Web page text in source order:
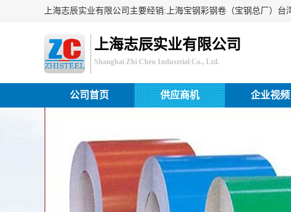
上海志辰实业有限公司
Shanghai Zhi Chen Industrial Co., Ltd.
公司首页 供应商机 企业视频